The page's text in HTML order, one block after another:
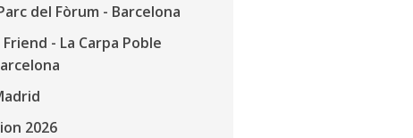
del Fòrum - Barcelona
- La Carpa Poble
2026